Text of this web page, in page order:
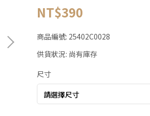
NT$390
商品編號: 25402C0028
供貨狀況: 尚有庫存
尺寸